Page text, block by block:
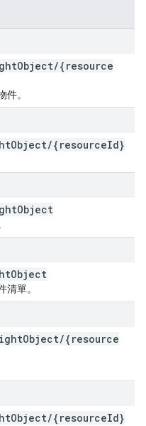
Object/{resource
件。
Object/{resourceId}
Object
Object
清單。
Object/{resource
Object/{resourceId}